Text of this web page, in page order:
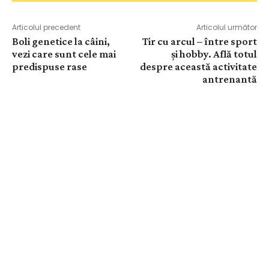
Articolul precedent
Boli genetice la câini,
vezi care sunt cele mai
predispuse rase
Articolul următor
Tir cu arcul – între sport
și hobby. Află totul
despre această activitate
antrenantă